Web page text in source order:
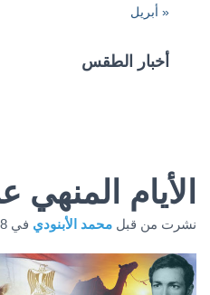
« أبريل
أخبار الطقس
الأيام
نشرت من قبل محمد الأبنودي في